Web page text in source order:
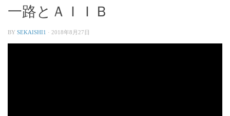
一路とＡＩＩＢ
BY SEKAISHI1 · 2018年8月27日